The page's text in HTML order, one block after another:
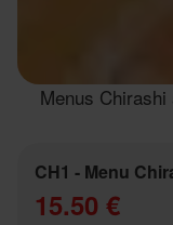
Menus
CH1 - Menu
15.50 €